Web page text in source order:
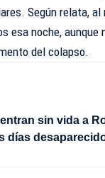
Según relata, al
esa noche,
del colapso.
sin vida a
días